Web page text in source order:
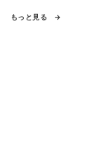
もっと見る